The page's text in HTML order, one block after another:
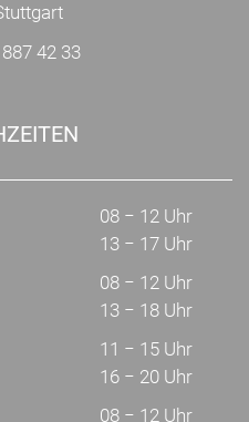
42 33
08 − 12 Uhr
13 − 17 Uhr
08 − 12 Uhr
13 − 18 Uhr
11 − 15 Uhr
16 − 20 Uhr
08 − 12 Uhr